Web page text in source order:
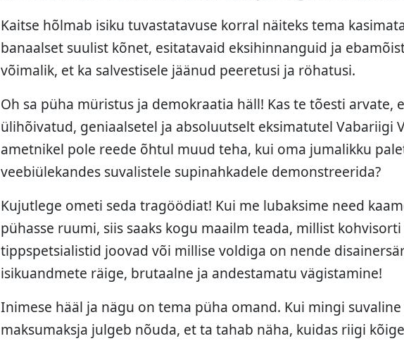
Kaitse hõlmab isiku tuvastatavuse korral näiteks tema
banaalset suulist kõnet, esitatavaid eksihinnanguid ja
võimalik, et ka salvestisele jäänud peeretusi ja röhatusi.
Oh sa püha müristus ja demokraatia häll! Kas te tõesti arvate,
ülihõivatud, geniaalsetel ja absoluutselt eksimatutel Vabariigi
ametnikel pole reede õhtul muud teha, kui oma jumalikku
veebiülekandes suvalistele supinahkadele demonstreerida?
Kujutlege ometi seda tragöödiat! Kui me lubaksime need
pühasse ruumi, siis saaks kogu maailm teada, millist
tippspetsialistid joovad või millise voldiga on nende
isikuandmete räige, brutaalne ja andestamatu vägistamine!
Inimese hääl ja nägu on tema püha omand. Kui mingi
maksumaksja julgeb nõuda, et ta tahab näha, kuidas riigi